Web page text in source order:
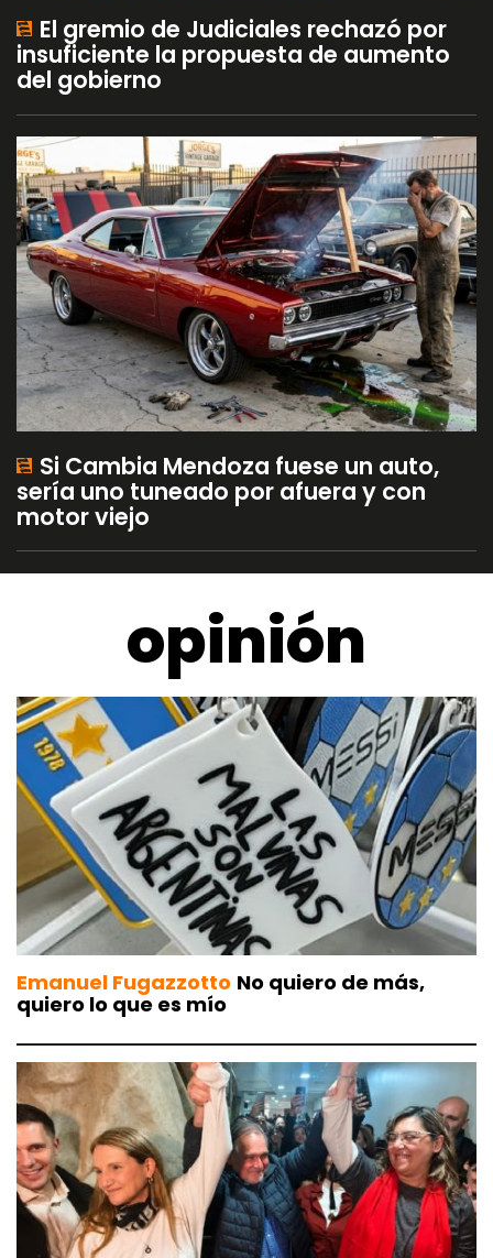
El gremio de Judiciales rechazó por
insuficiente la propuesta de aumento
del gobierno
Si Cambia Mendoza fuese un auto,
sería uno tuneado por afuera y con
motor viejo
opinión
Emanuel Fugazzotto No quiero de más,
quiero lo que es mío